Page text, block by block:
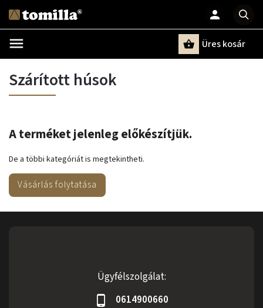
Üres kosár
Szárított húsok
A terméket jelenleg előkészítjük.
De a többi kategóriát is megtekintheti.
Vásárlás folytatása
Ügyfélszolgálat:
0614900660